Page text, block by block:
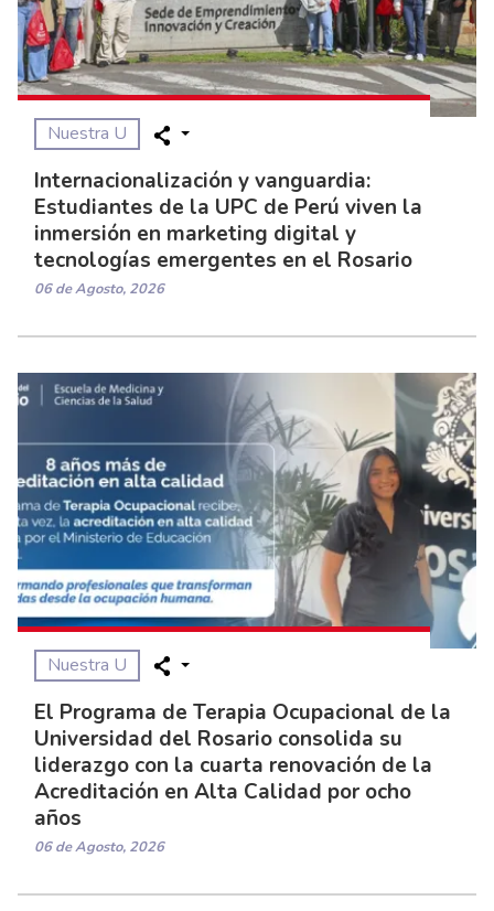
Nuestra U
Internacionalización y vanguardia:
Estudiantes de la UPC de Perú viven la
inmersión en marketing digital y
tecnologías emergentes en el Rosario
06 de Agosto, 2026
Nuestra U
El Programa de Terapia Ocupacional de la
Universidad del Rosario consolida su
liderazgo con la cuarta renovación de la
Acreditación en Alta Calidad por ocho
años
06 de Agosto, 2026